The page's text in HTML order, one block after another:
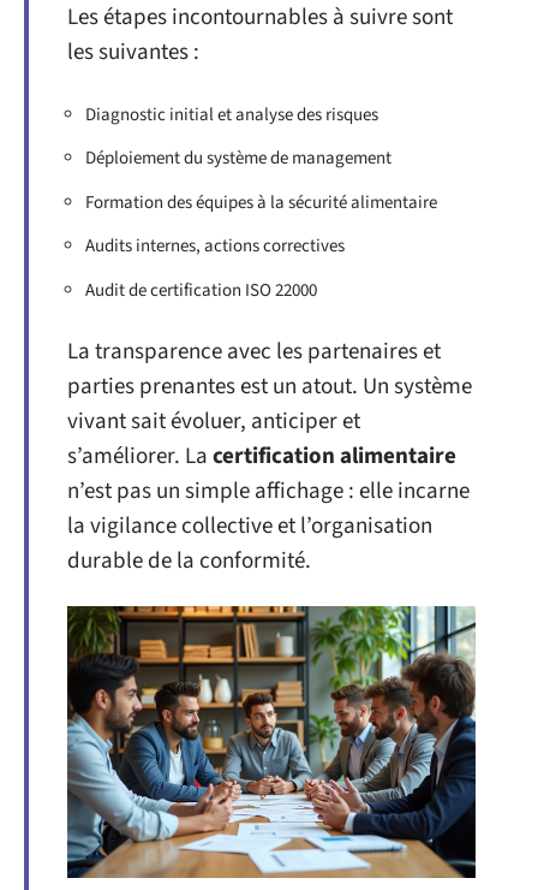
Les étapes incontournables à suivre sont
les suivantes :
Diagnostic initial et analyse des risques
Déploiement du système de management
Formation des équipes à la sécurité alimentaire
Audits internes, actions correctives
Audit de certification ISO 22000
La transparence avec les partenaires et
parties prenantes est un atout. Un système
vivant sait évoluer, anticiper et
s’améliorer. Lacertification alimentaire
n’est pas un simple affichage : elle incarne
la vigilance collective et l’organisation
durable de la conformité.